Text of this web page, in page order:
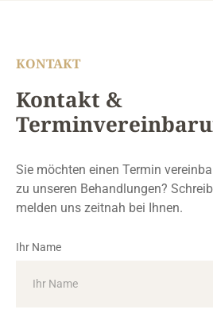
KONTAKT
Kontakt &
Sie möchten einen Termin
zu unseren Behandlungen?
melden uns zeitnah bei Ihnen.
Ihr Name